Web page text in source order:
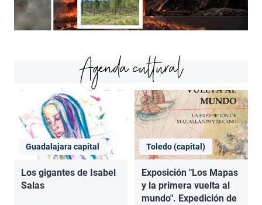
Agenda cultural
Guadalajara capital
Los gigantes de Isabel
Salas
Toledo (capital)
Exposición "Los Mapas
y la primera vuelta al
mundo". Expedición de